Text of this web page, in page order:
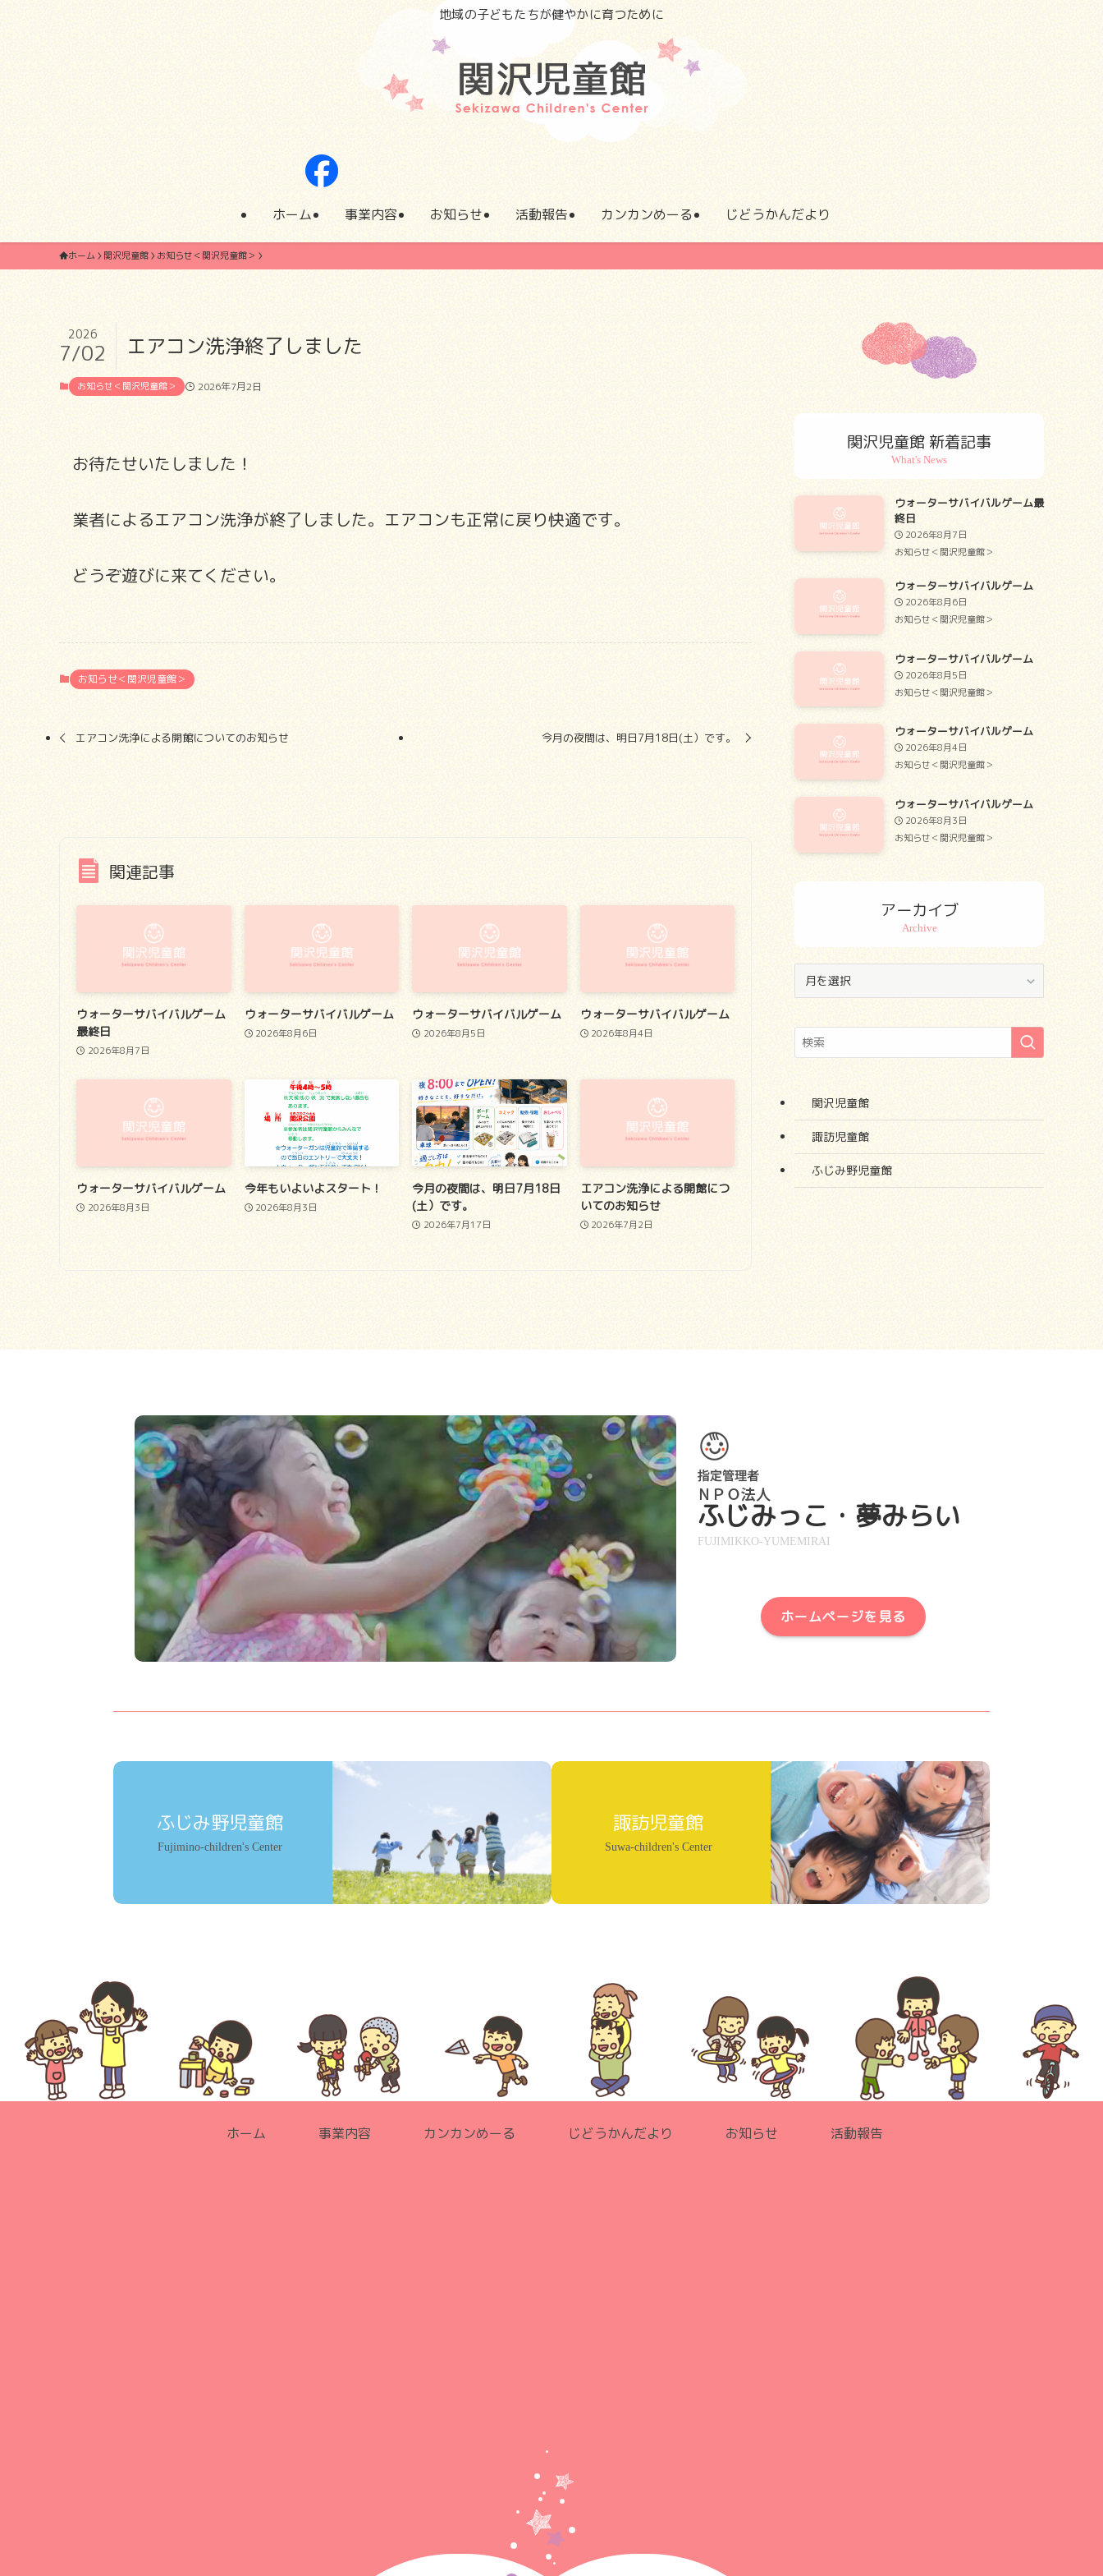
地域の子どもたちが健やかに育つために
ホーム 事業内容 お知らせ 活動報告 カンカンめーる じどうかんだより
ホーム 関沢児童館 お知らせ＜関沢児童館＞
エアコン洗浄終了しました
2026
7/02
お知らせ＜関沢児童館＞ 2026年7月2日
お待たせいたしました！
業者によるエアコン洗浄が終了しました。エアコンも正常に戻り快適です。
どうぞ遊びに来てください。
お知らせ＜関沢児童館＞
エアコン洗浄による開館についてのお知らせ 今月の夜間は、明日7月18日(土）です。
関連記事
ウォーターサバイバルゲーム
最終日
2026年8月7日
ウォーターサバイバルゲーム
2026年8月6日
ウォーターサバイバルゲーム
2026年8月5日
ウォーターサバイバルゲーム
2026年8月4日
ウォーターサバイバルゲーム
2026年8月3日
今年もいよいよスタート！
2026年8月3日
今月の夜間は、明日7月18日
(土）です。
2026年7月17日
エアコン洗浄による開館につ
いてのお知らせ
2026年7月2日
関沢児童館 新着記事
ウォーターサバイバルゲーム最
終日
2026年8月7日
お知らせ＜関沢児童館＞
ウォーターサバイバルゲーム
2026年8月6日
お知らせ＜関沢児童館＞
ウォーターサバイバルゲーム
2026年8月5日
お知らせ＜関沢児童館＞
ウォーターサバイバルゲーム
2026年8月4日
お知らせ＜関沢児童館＞
ウォーターサバイバルゲーム
2026年8月3日
お知らせ＜関沢児童館＞
アーカイブ
カ
イ
ブ
関沢児童館
諏訪児童館
ふじみ野児童館
ふじみっこ・夢みらい
FUJIMIKKO-YUMEMIRAI
ホームページを見る
ふじみ野児童館
Fujimino-children's Center
諏訪児童館
Suwa-children's Center
ホーム 事業内容 カンカンめーる じどうかんだより お知らせ 活動報告